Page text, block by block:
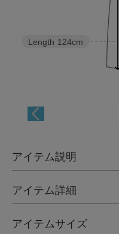
Length 124cm
アイテム説明
アイテム詳細
アイテムサイズ